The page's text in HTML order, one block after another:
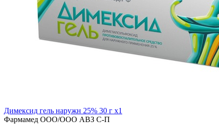
Димексид гель наружн 25% 30 г x1
Фармамед ООО/ООО АВЗ С-П